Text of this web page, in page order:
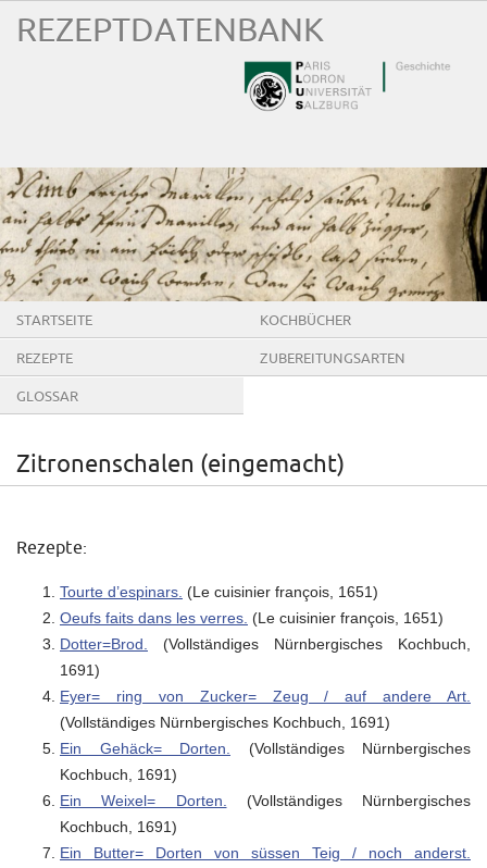
REZEPTDATENBANK
STARTSEITE KOCHBÜCHER
REZEPTE ZUBEREITUNGSARTEN
GLOSSAR
Zitronenschalen (eingemacht)
Rezepte:
Tourte d’espinars. (Le cuisinier françois, 1651)
Oeufs faits dans les verres. (Le cuisinier françois, 1651)
Dotter=Brod.
(Vollständiges Nürnbergisches Kochbuch,
1691)
Eyer= ring von Zucker= Zeug / auf andere Art.
(Vollständiges Nürnbergisches Kochbuch, 1691)
Ein Gehäck= Dorten.
(Vollständiges Nürnbergisches
Kochbuch, 1691)
Ein Weixel= Dorten.
(Vollständiges Nürnbergisches
Kochbuch, 1691)
Ein Butter= Dorten von süssen Teig / noch anderst.